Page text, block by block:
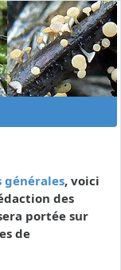
générales, voici
des
portée sur
de